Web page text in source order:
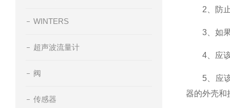
2、防止
3、如果
4、应该
5、应该
器的外壳和
WINTERS
超声波流量计
阀
传感器